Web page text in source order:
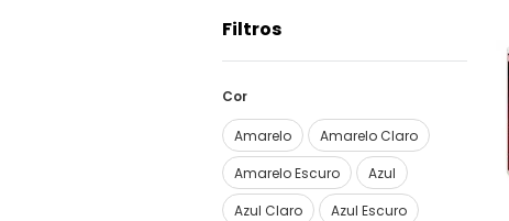
Filtros
Cor
Amarelo
Amarelo Claro
Amarelo Escuro
Azul
Azul Claro
Azul Escuro